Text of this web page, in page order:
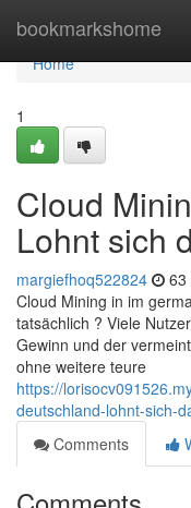
bookmarkshome
Home
Home
1
Cloud
Lohnt sich
margiefhoq522824 63
Cloud Mining in im
tatsächlich ? Viele
Gewinn und der
ohne weitere teure
https://
deutschland-lohnt-sich-
Comments